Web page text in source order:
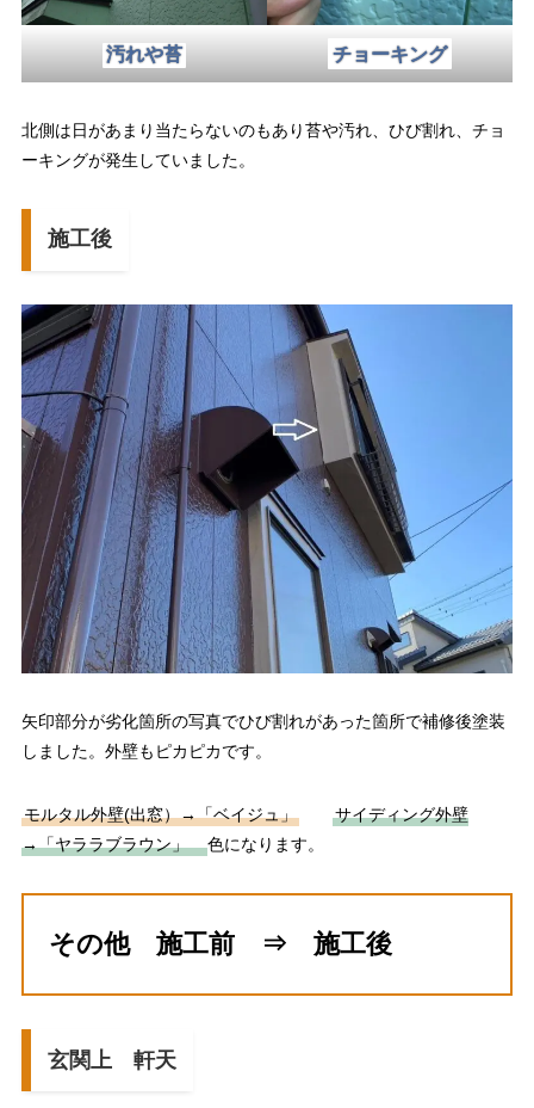
汚れや苔 チョーキング
北側は日があまり当たらないのもあり苔や汚れ、ひび割れ、チョ
ーキングが発生していました。
施工後
矢印部分が劣化箇所の写真でひび割れがあった箇所で補修後塗装
しました。外壁もピカピカです。
モルタル外壁(出窓）→「ベイジュ」
サイディング外壁
→「ヤララブラウン」色になります。
その他 施工前 ⇒ 施工後
玄関上 軒天